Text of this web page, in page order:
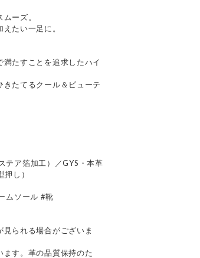
ーズ。
たい一足に。
たすことを追求したハイ
きたてるクール＆ビューテ
テア箔加工）／GYS・本革
し）
ムソール #靴
られる場合がございま
す。革の品質保持のた